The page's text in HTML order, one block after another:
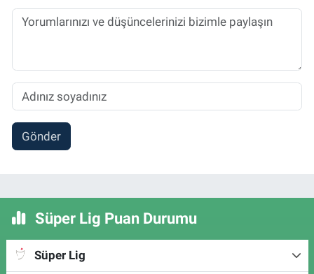
Gönder
Süper Lig Puan Durumu
Süper Lig